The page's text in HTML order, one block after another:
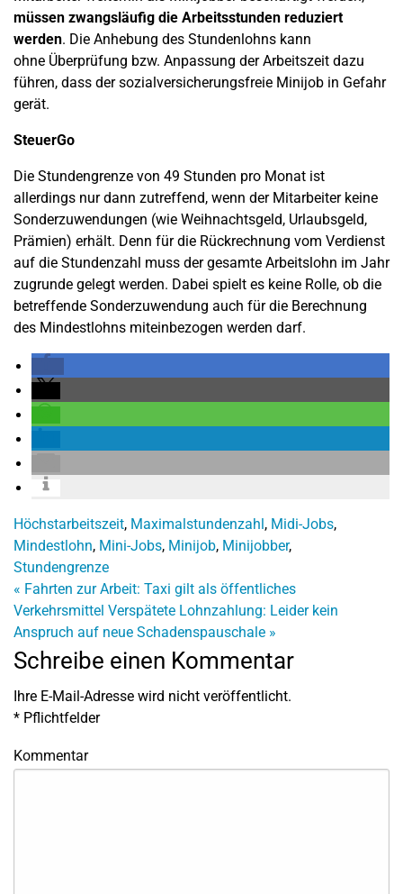
müssen zwangsläufig die Arbeitsstunden reduziert
werden. Die Anhebung des Stundenlohns kann
ohne Überprüfung bzw. Anpassung der Arbeitszeit dazu
führen, dass der sozialversicherungsfreie Minijob in Gefahr
gerät.
SteuerGo
Die Stundengrenze von 49 Stunden pro Monat ist
allerdings nur dann zutreffend, wenn der Mitarbeiter keine
Sonderzuwendungen (wie Weihnachtsgeld, Urlaubsgeld,
Prämien) erhält. Denn für die Rückrechnung vom Verdienst
auf die Stundenzahl muss der gesamte Arbeitslohn im Jahr
zugrunde gelegt werden. Dabei spielt es keine Rolle, ob die
betreffende Sonderzuwendung auch für die Berechnung
des Mindestlohns miteinbezogen werden darf.
Höchstarbeitszeit, Maximalstundenzahl, Midi-Jobs,
Mindestlohn, Mini-Jobs, Minijob, Minijobber,
Stundengrenze
« Fahrten zur Arbeit: Taxi gilt als öffentliches
Verkehrsmittel Verspätete Lohnzahlung: Leider kein
Anspruch auf neue Schadenspauschale »
Schreibe einen Kommentar
Ihre E-Mail-Adresse wird nicht veröffentlicht.
* Pflichtfelder
Kommentar